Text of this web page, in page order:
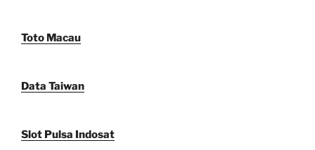
Toto Macau
Data Taiwan
Slot Pulsa Indosat